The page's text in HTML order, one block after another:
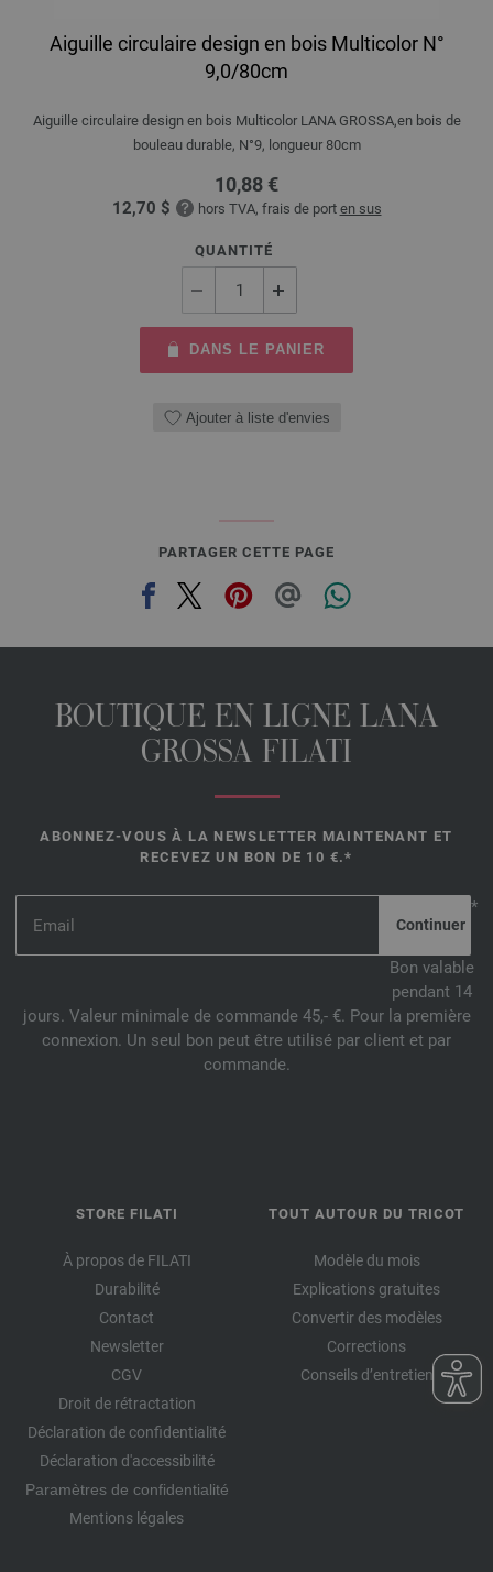
Aiguille circulaire design en bois Multicolor N°
9,0/80cm
Aiguille circulaire design en bois Multicolor LANA GROSSA,en bois de
bouleau durable, N°9, longueur 80cm
10,88 €
12,70 $ hors TVA, frais de port en sus
QUANTITÉ
DANS LE PANIER
Ajouter à liste d'envies
PARTAGER CETTE PAGE
BOUTIQUE EN LIGNE LANA
GROSSA FILATI
ABONNEZ-VOUS À LA NEWSLETTER MAINTENANT ET
RECEVEZ UN BON DE 10 €.*
*
Bon valable
pendant 14
jours. Valeur minimale de commande 45,- €. Pour la première
connexion. Un seul bon peut être utilisé par client et par
commande.
STORE FILATI
À propos de FILATI
Durabilité
Contact
Newsletter
CGV
Droit de rétractation
Déclaration de confidentialité
Déclaration d'accessibilité
Paramètres de confidentialité
Mentions légales
TOUT AUTOUR DU TRICOT
Modèle du mois
Explications gratuites
Convertir des modèles
Corrections
Conseils d’entretien